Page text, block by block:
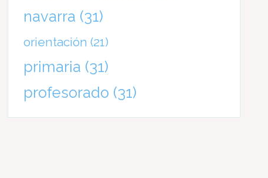
navarra (31)
orientación (21)
primaria (31)
profesorado (31)